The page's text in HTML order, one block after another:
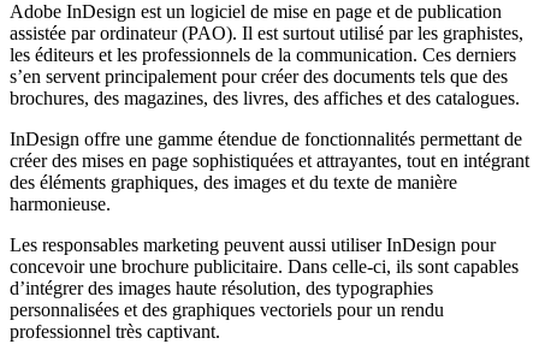
Adobe InDesign est un logiciel de mise en page et de publication
assistée par ordinateur (PAO). Il est surtout utilisé par les graphistes,
les éditeurs et les professionnels de la communication. Ces derniers
s’en servent principalement pour créer des documents tels que des
brochures, des magazines, des livres, des affiches et des catalogues.
InDesign offre une gamme étendue de fonctionnalités permettant de
créer des mises en page sophistiquées et attrayantes, tout en intégrant
des éléments graphiques, des images et du texte de manière
harmonieuse.
Les responsables marketing peuvent aussi utiliser InDesign pour
concevoir une brochure publicitaire. Dans celle-ci, ils sont capables
d’intégrer des images haute résolution, des typographies
personnalisées et des graphiques vectoriels pour un rendu
professionnel très captivant.